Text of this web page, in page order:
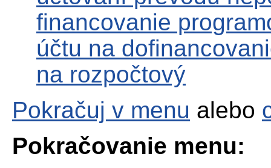
financovanie
účtu na
na rozpočtový
Pokračuj v menu alebo
Pokračovanie menu: